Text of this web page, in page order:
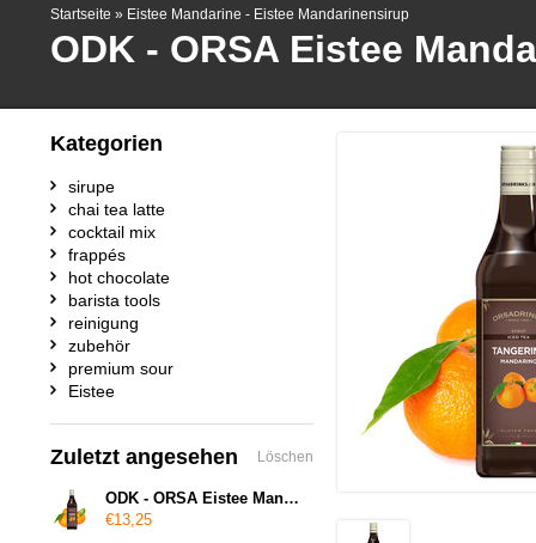
Startseite » Eistee Mandarine - Eistee Mandarinensirup
ODK - ORSA Eistee
Kategorien
sirupe
chai tea latte
cocktail mix
frappés
hot chocolate
barista tools
reinigung
zubehör
premium sour
Eistee
Zuletzt angesehen Löschen
ODK - ORSA Eistee Mandarine - Eistee Mandarinensirup
€13,25